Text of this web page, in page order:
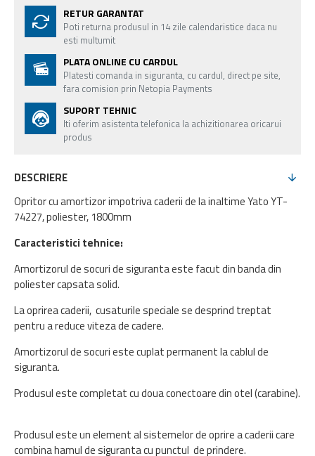
RETUR GARANTAT
Poti returna produsul in 14 zile calendaristice daca nu
esti multumit
PLATA ONLINE CU CARDUL
Platesti comanda in siguranta, cu cardul, direct pe site,
fara comision prin Netopia Payments
SUPORT TEHNIC
Iti oferim asistenta telefonica la achizitionarea oricarui
produs
DESCRIERE
Opritor cu amortizor impotriva caderii de la inaltime Yato YT-
74227, poliester, 1800mm
Caracteristici tehnice:
Amortizorul de socuri de siguranta este facut din banda din
poliester capsata solid.
La oprirea caderii, cusaturile speciale se desprind treptat
pentru a reduce viteza de cadere.
Amortizorul de socuri este cuplat permanent la cablul de
siguranta.
Produsul este completat cu doua conectoare din otel (carabine).
Produsul este un element al sistemelor de oprire a caderii care
combina hamul de siguranta cu punctul de prindere.